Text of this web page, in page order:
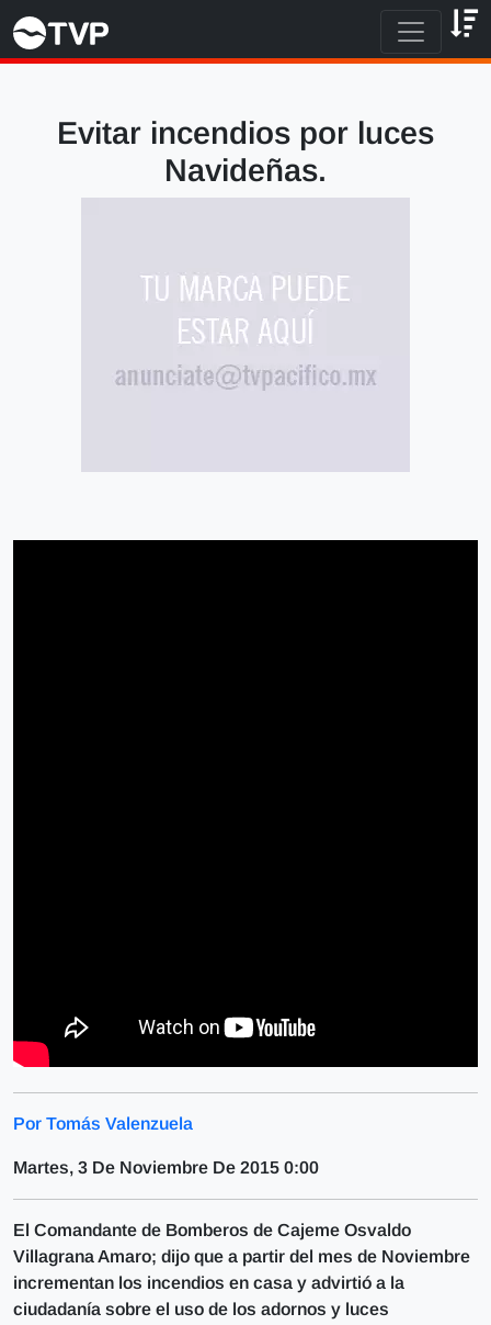
Evitar incendios por luces
Navideñas.
Por Tomás Valenzuela
Martes, 3 De Noviembre De 2015 0:00
El Comandante de Bomberos de Cajeme Osvaldo
Villagrana Amaro; dijo que a partir del mes de Noviembre
incrementan los incendios en casa y advirtió a la
ciudadanía sobre el uso de los adornos y luces